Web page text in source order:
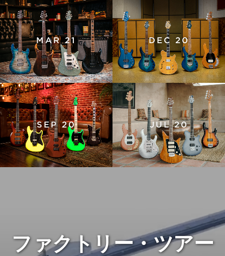
MAR 21 DEC 20
SEP 20 JUL 20
ファクトリー・ツアー